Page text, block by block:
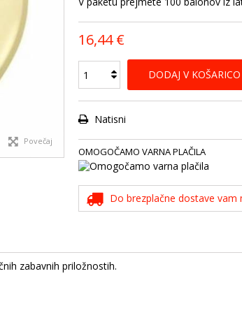
Povečaj
16,44 €
DODAJ V KOŠARICO
Natisni
OMOGOČAMO VARNA PLAČILA
Do brezplačne dostave vam
zabavnih priložnostih.